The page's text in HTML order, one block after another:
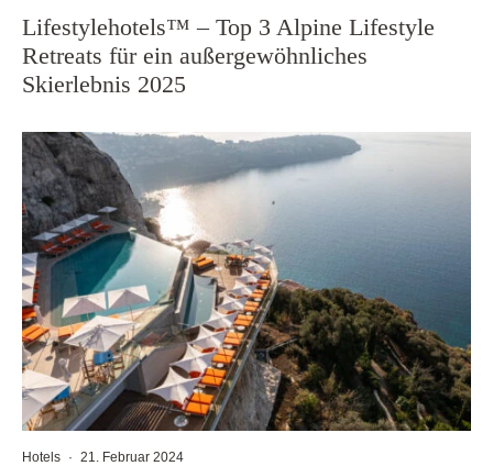
Lifestylehotels™ – Top 3 Alpine Lifestyle
Retreats für ein außergewöhnliches
Skierlebnis 2025
Hotels · 21. Februar 2024